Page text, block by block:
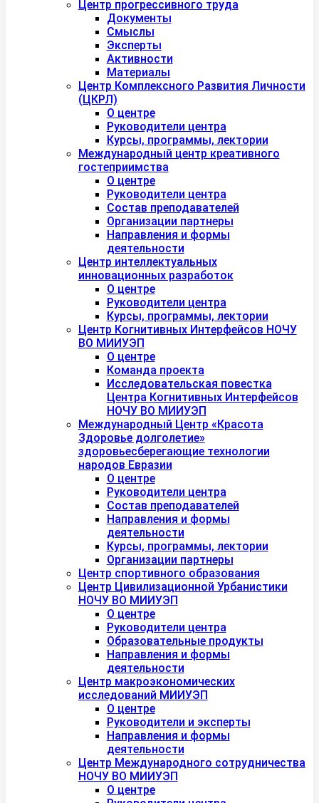
Центр прогрессивного труда
Документы
Смыслы
Эксперты
Активности
Материалы
Центр Комплексного Развития Личности
(ЦКРЛ)
О центре
Руководители центра
Курсы, программы, лектории
Международный центр креативного
гостеприимства
О центре
Руководители центра
Состав преподавателей
Организации партнеры
Направления и формы
деятельности
Центр интеллектуальных
инновационных разработок
О центре
Руководители центра
Курсы, программы, лектории
Центр Когнитивных Интерфейсов НОЧУ
ВО МИИУЭП
О центре
Команда проекта
Исследовательская повестка
Центра Когнитивных Интерфейсов
НОЧУ ВО МИИУЭП
Международный Центр «Красота
Здоровье долголетие»
здоровьесберегающие технологии
народов Евразии
О центре
Руководители центра
Состав преподавателей
Направления и формы
деятельности
Курсы, программы, лектории
Организации партнеры
Центр спортивного образования
Центр Цивилизационной Урбанистики
НОЧУ ВО МИИУЭП
О центре
Руководители центра
Образовательные продукты
Направления и формы
деятельности
Центр макроэкономических
исследований МИИУЭП
О центре
Руководители и эксперты
Направления и формы
деятельности
Центр Международного сотрудничества
НОЧУ ВО МИИУЭП
О центре